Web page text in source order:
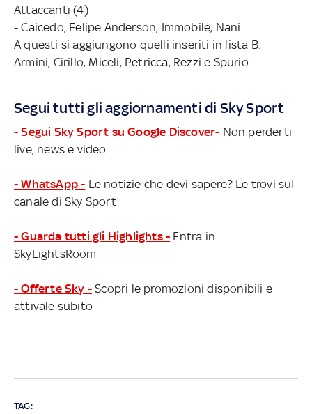
Attaccanti (4)
- Caicedo, Felipe Anderson, Immobile, Nani.
A questi si aggiungono quelli inseriti in lista B:
Armini, Cirillo, Miceli, Petricca, Rezzi e Spurio.
Segui tutti gli aggiornamenti di Sky Sport
- Segui Sky Sport su Google Discover- Non perderti
live, news e video
- WhatsApp - Le notizie che devi sapere? Le trovi sul
canale di Sky Sport
- Guarda tutti gli Highlights - Entra in
SkyLightsRoom
- Offerte Sky - Scopri le promozioni disponibili e
attivale subito
TAG: